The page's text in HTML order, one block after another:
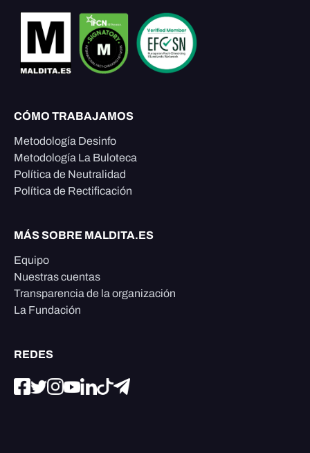
CÓMO TRABAJAMOS
Metodología Desinfo
Metodología La Buloteca
Política de Neutralidad
Política de Rectificación
MÁS SOBRE MALDITA.ES
Equipo
Nuestras cuentas
Transparencia de la organización
La Fundación
REDES